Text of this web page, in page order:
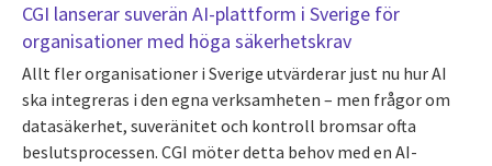
CGI lanserar suverän AI-plattform i Sverige för
organisationer med höga säkerhetskrav
Allt fler organisationer i Sverige utvärderar just nu hur AI
ska integreras i den egna verksamheten – men frågor om
datasäkerhet, suveränitet och kontroll bromsar ofta
beslutsprocessen. CGI möter detta behov med en AI-